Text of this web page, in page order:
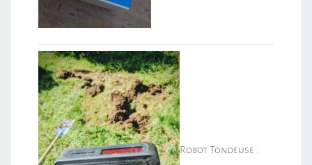
Robot Tondeuse :